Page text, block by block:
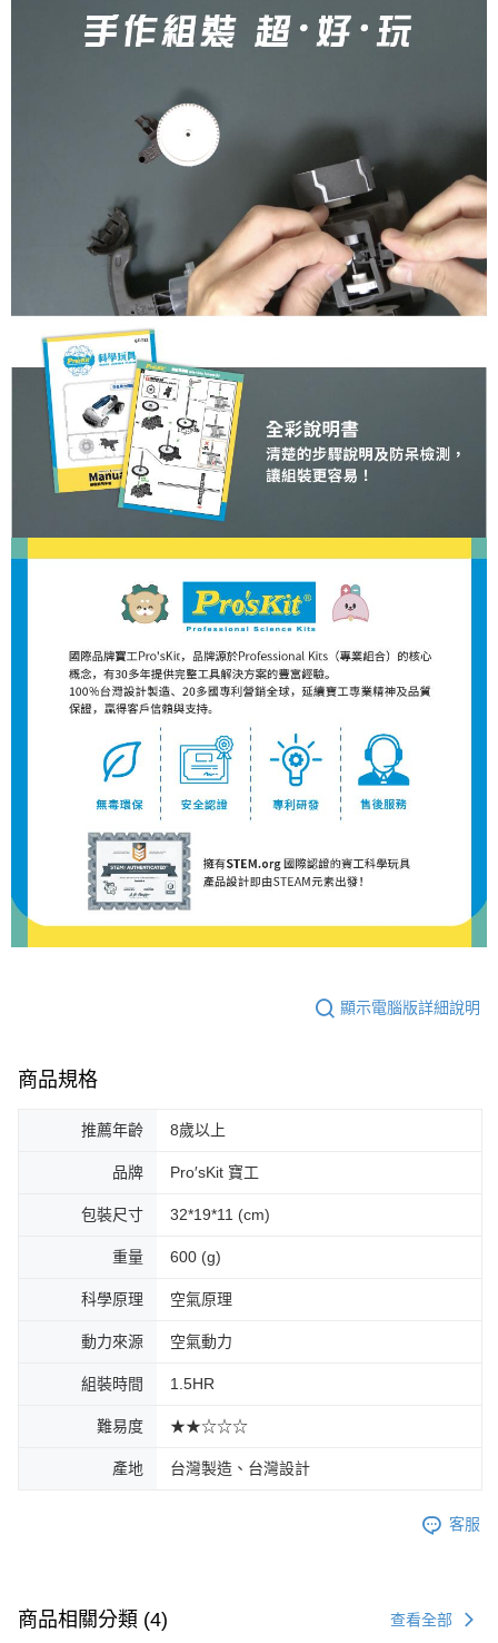
顯示電腦版詳細說明
商品規格
推薦年齡 8歲以上
品牌 Pro′sKit 寶工
包裝尺寸 32*19*11 (cm)
重量 600 (g)
科學原理 空氣原理
動力來源 空氣動力
組裝時間 1.5HR
難易度 ★★☆☆☆
產地 台灣製造、台灣設計
客服
商品相關分類 (4) 查看全部